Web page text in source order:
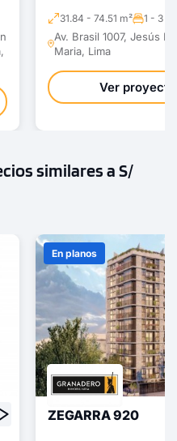
31.84 - 74.51 m² 1 - 3
Av. Brasil 1007, Jesús
Maria, Lima
Ver proyecto
similares a S/
En planos
ZEGARRA 920